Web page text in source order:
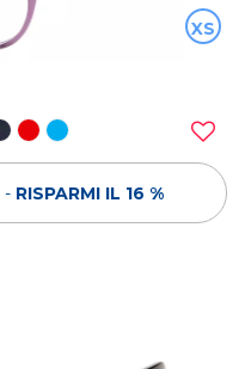
XS
- RISPARMI IL 16 %